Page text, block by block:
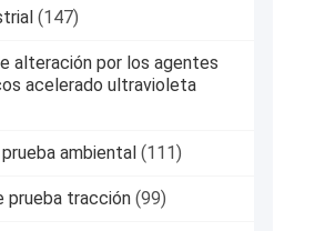
(147)
alteración por los agentes
acelerado ultravioleta
ambiental (111)
prueba tracción (99)